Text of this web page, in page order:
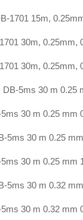
1701 15m,
30m, 0.25mm,
30m, 0.25mm,
DB-5ms 30 m 0.25
30 m 0.25 mm
5ms 30 m 0.25
30 m 0.25 mm
5ms 30 m 0.32
30 m 0.32 mm